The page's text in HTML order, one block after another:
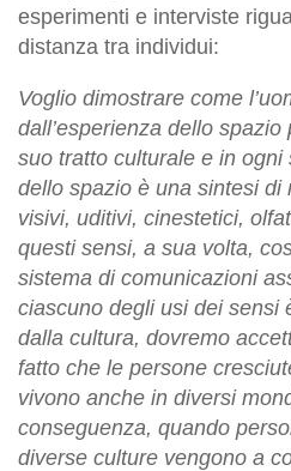
esperimenti e interviste
distanza tra individui:
Voglio dimostrare come
dall’esperienza dello
suo tratto culturale e in
dello spazio è una sintesi di
visivi, uditivi, cinestetici,
questi sensi, a sua volta,
sistema di comunicazioni
ciascuno degli usi dei sensi
dalla cultura, dovremo
fatto che le persone
vivono anche in diversi
conseguenza, quando
diverse culture vengono a